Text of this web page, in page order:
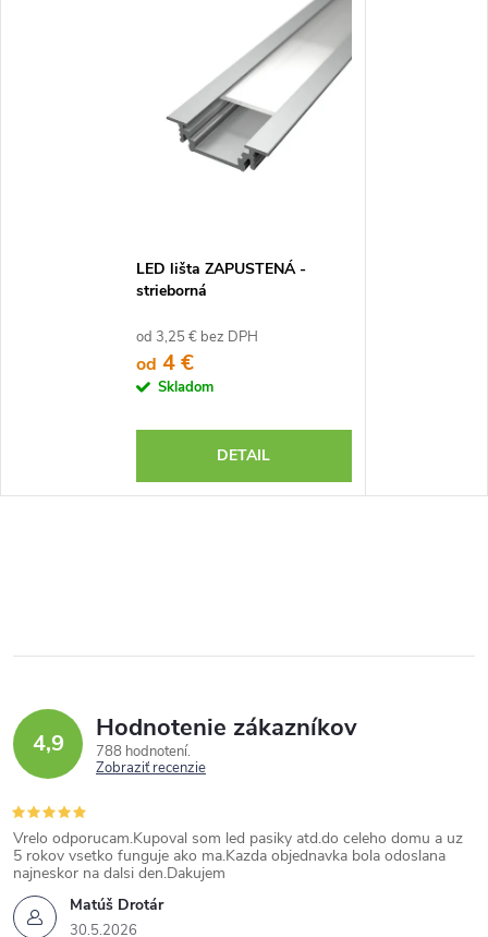
LED lišta ZAPUSTENÁ -
strieborná
od 3,25 € bez DPH
od 4 €
Skladom
DETAIL
4,9 Hodnotenie zákazníkov
788 hodnotení
Zobraziť recenzie
Matúš Drotár
30.5.2026
Vrelo odporucam.Kupoval som led pasiky atd.do celeho domu a uz
5 rokov vsetko funguje ako ma.Kazda objednavka bola odoslana
najneskor na dalsi den.Dakujem